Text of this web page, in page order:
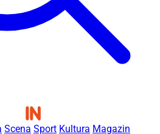
Scena Sport Kultura Magazin